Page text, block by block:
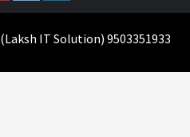
(Laksh IT Solution) 9503351933